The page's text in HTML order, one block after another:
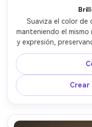
Suaviza el color de
manteniendo el
y expresión,
del fondo, mantén
plano
Crear